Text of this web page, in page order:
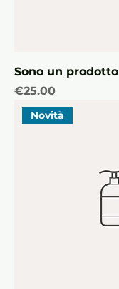
Sono un prodotto
Price
€25.00
Novità